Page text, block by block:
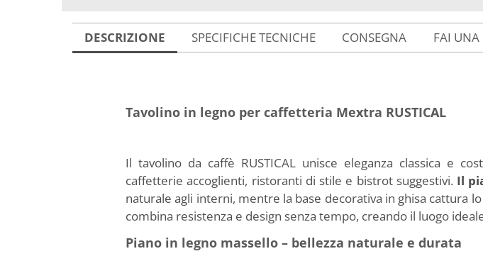
DESCRIZIONE SPECIFICHE TECNICHE CONSEGNA FAI
Tavolino in legno per caffetteria Mextra RUSTICAL
Il tavolino da caffè RUSTICAL unisce eleganza classica e
caffetterie accoglienti, ristoranti di stile e bistrot suggestivi. Il
naturale agli interni, mentre la base decorativa in ghisa cattura
combina resistenza e design senza tempo, creando il luogo
Piano in legno massello – bellezza naturale e durata